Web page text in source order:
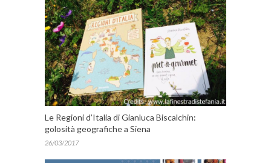
Le Regioni d’Italia di Gianluca Biscalchin:
golosità geografiche a Siena
26/03/2017